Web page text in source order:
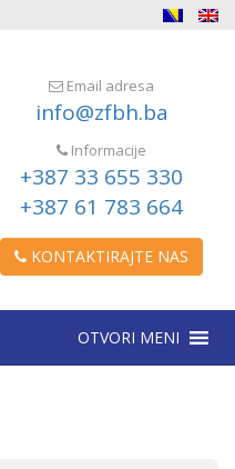
Email adresa
info@zfbh.ba
Informacije
+387 33 655 330
+387 61 783 664
KONTAKTIRAJTE NAS
OTVORI MENI